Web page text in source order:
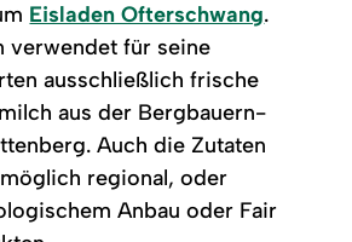
Eisladen Ofterschwang.
verwendet für seine
ausschließlich frische
aus der Bergbauern-
Auch die Zutaten
regional, oder
Anbau oder Fair